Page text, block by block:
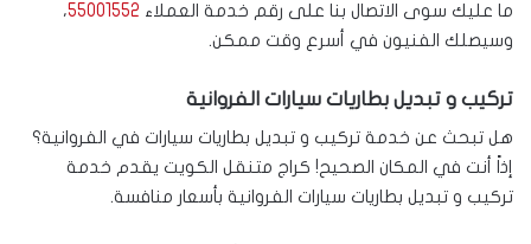
ما عليك سوى الاتصال بنا على رقم خدمة العملاء 55001552،
وسيصلك الفنيون في أسرع وقت ممكن.
تركيب و تبديل بطاريات سيارات الفروانية
هل تبحث عن خدمة تركيب و تبديل بطاريات سيارات في الفروانية؟
إذاً أنت في المكان الصحيح! كراج متنقل الكويت يقدم خدمة
تركيب و تبديل بطاريات سيارات الفروانية بأسعار منافسة.